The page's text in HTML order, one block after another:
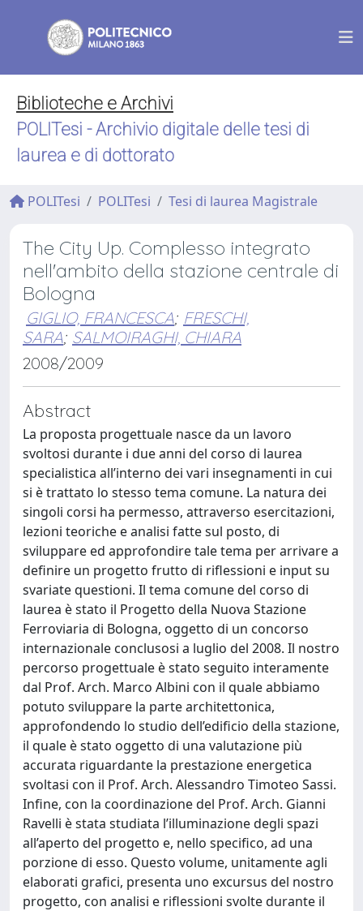
Biblioteche e Archivi
POLITesi - Archivio digitale delle tesi di
laurea e di dottorato
POLITesi POLITesi Tesi di laurea Magistrale
The City Up. Complesso integrato
nell'ambito della stazione centrale di
Bologna
GIGLIO, FRANCESCA; FRESCHI,
SARA; SALMOIRAGHI, CHIARA
2008/2009
Abstract
La proposta progettuale nasce da un lavoro
svoltosi durante i due anni del corso di laurea
specialistica all’interno dei vari insegnamenti in cui
si è trattato lo stesso tema comune. La natura dei
singoli corsi ha permesso, attraverso esercitazioni,
lezioni teoriche e analisi fatte sul posto, di
sviluppare ed approfondire tale tema per arrivare a
definire un progetto frutto di riflessioni e input su
svariate questioni. Il tema comune del corso di
laurea è stato il Progetto della Nuova Stazione
Ferroviaria di Bologna, oggetto di un concorso
internazionale conclusosi a luglio del 2008. Il nostro
percorso progettuale è stato seguito interamente
dal Prof. Arch. Marco Albini con il quale abbiamo
potuto sviluppare la parte architettonica,
approfondendo lo studio dell’edificio della stazione,
il quale è stato oggetto di una valutazione più
accurata riguardante la prestazione energetica
svoltasi con il Prof. Arch. Alessandro Timoteo Sassi.
Infine, con la coordinazione del Prof. Arch. Gianni
Ravelli è stata studiata l’illuminazione degli spazi
all’aperto del progetto e, nello specifico, ad una
porzione di esso. Questo volume, unitamente agli
elaborati grafici, presenta uno excursus del nostro
progetto, con analisi e riflessioni svolte durante il